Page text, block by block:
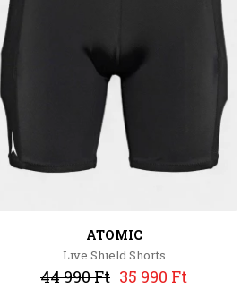
ATOMIC
Live Shield Shorts
44 990 Ft 35 990 Ft